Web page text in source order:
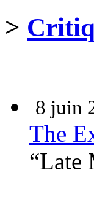
>
8 juin
The
“Late